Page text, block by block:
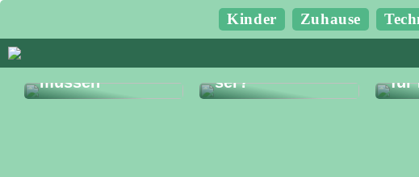
Kinder Zuhause
online kaufen
müssen
Entfernungsmes
ser?
für